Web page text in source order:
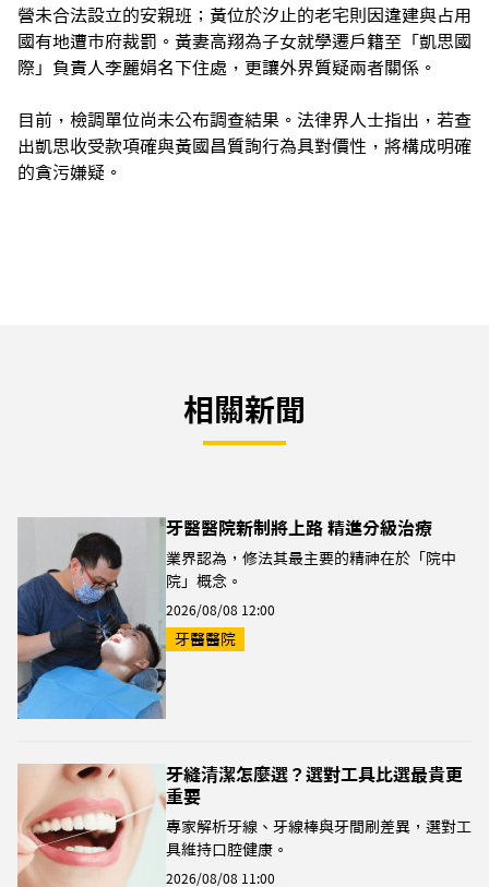
營未合法設立的安親班；黃位於汐止的老宅則因違建與占用
國有地遭市府裁罰。黃妻高翔為子女就學遷戶籍至「凱思國
際」負責人李麗娟名下住處，更讓外界質疑兩者關係。
目前，檢調單位尚未公布調查結果。法律界人士指出，若查
出凱思收受款項確與黃國昌質詢行為具對價性，將構成明確
的貪污嫌疑。
相關新聞
牙醫醫院新制將上路 精進分級治療
業界認為，修法其最主要的精神在於「院中
院」概念。
2026/08/08 12:00
牙醫醫院
牙縫清潔怎麼選？選對工具比選最貴更
重要
專家解析牙線、牙線棒與牙間刷差異，選對工
具維持口腔健康。
2026/08/08 11:00